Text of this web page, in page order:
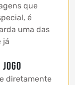
que
é
uma das
já
jogo
diretamente